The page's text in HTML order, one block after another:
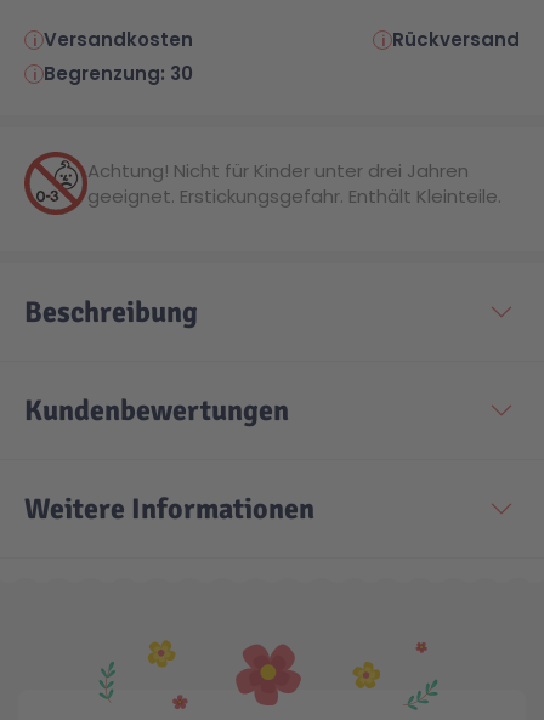
Versandkosten
Rückversand
Begrenzung: 30
Achtung! Nicht für Kinder unter drei Jahren
geeignet. Erstickungsgefahr. Enthält Kleinteile.
Beschreibung
Kundenbewertungen
Weitere Informationen